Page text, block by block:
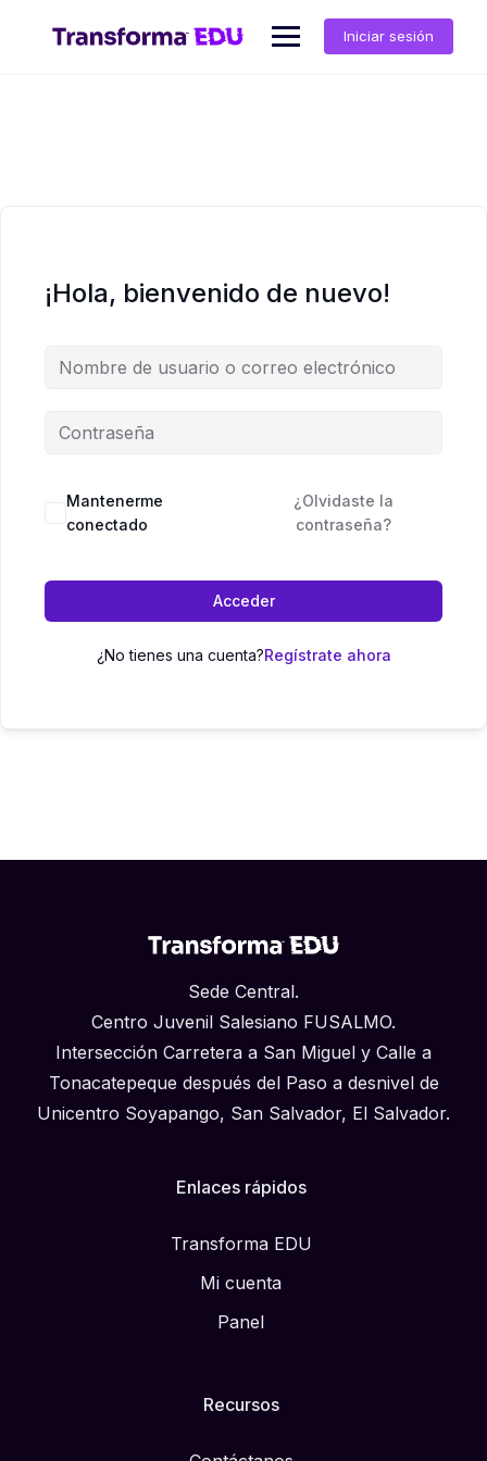
contenido
Iniciar sesión
¡Hola, bienvenido de nuevo!
Mantenerme
conectado
¿Olvidaste la
contraseña?
Acceder
¿No tienes una cuenta?Regístrate ahora
Sede Central.
Centro Juvenil Salesiano FUSALMO.
Intersección Carretera a San Miguel y Calle a
Tonacatepeque después del Paso a desnivel de
Unicentro Soyapango, San Salvador, El Salvador.
Enlaces rápidos
Transforma EDU
Mi cuenta
Panel
Recursos